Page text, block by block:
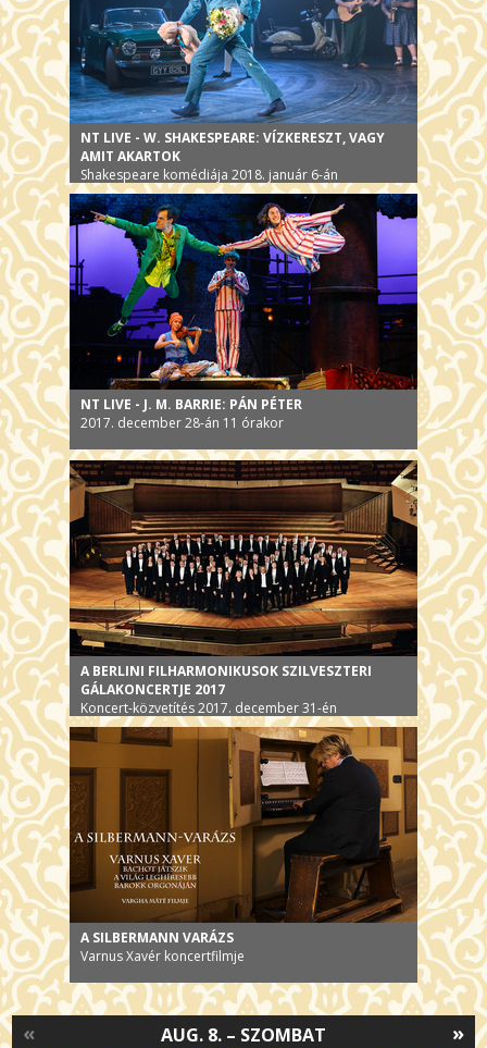
NT LIVE - W. SHAKESPEARE: VÍZKERESZT, VAGY
AMIT AKARTOK
Shakespeare komédiája 2018. január 6-án
NT LIVE - J. M. BARRIE: PÁN PÉTER
2017. december 28-án 11 órakor
A BERLINI FILHARMONIKUSOK SZILVESZTERI
GÁLAKONCERTJE 2017
Koncert-közvetítés 2017. december 31-én
A SILBERMANN VARÁZS
Varnus Xavér koncertfilmje
»
AUG. 8. – SZOMBAT
«